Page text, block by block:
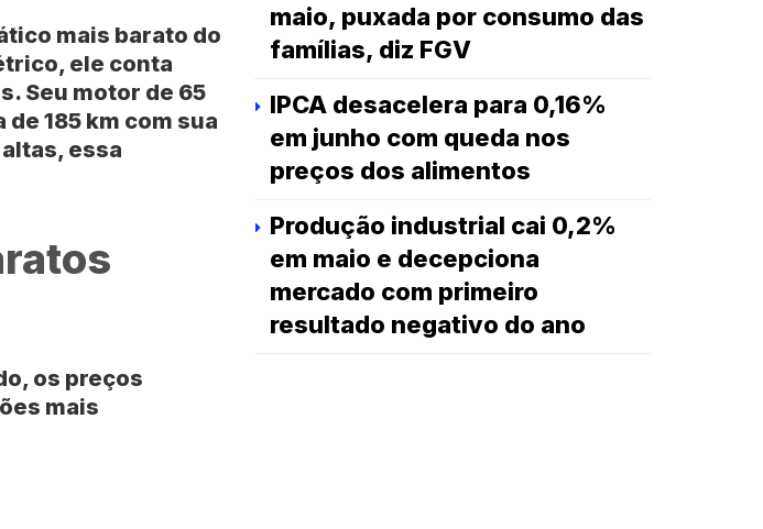
mais barato do
ele conta
Seu motor de 65
185 km com sua
essa
os preços
mais
maio, puxada por consumo das
famílias, diz FGV
IPCA desacelera para 0,16%
em junho com queda nos
preços dos alimentos
Produção industrial cai 0,2%
em maio e decepciona
mercado com primeiro
resultado negativo do ano